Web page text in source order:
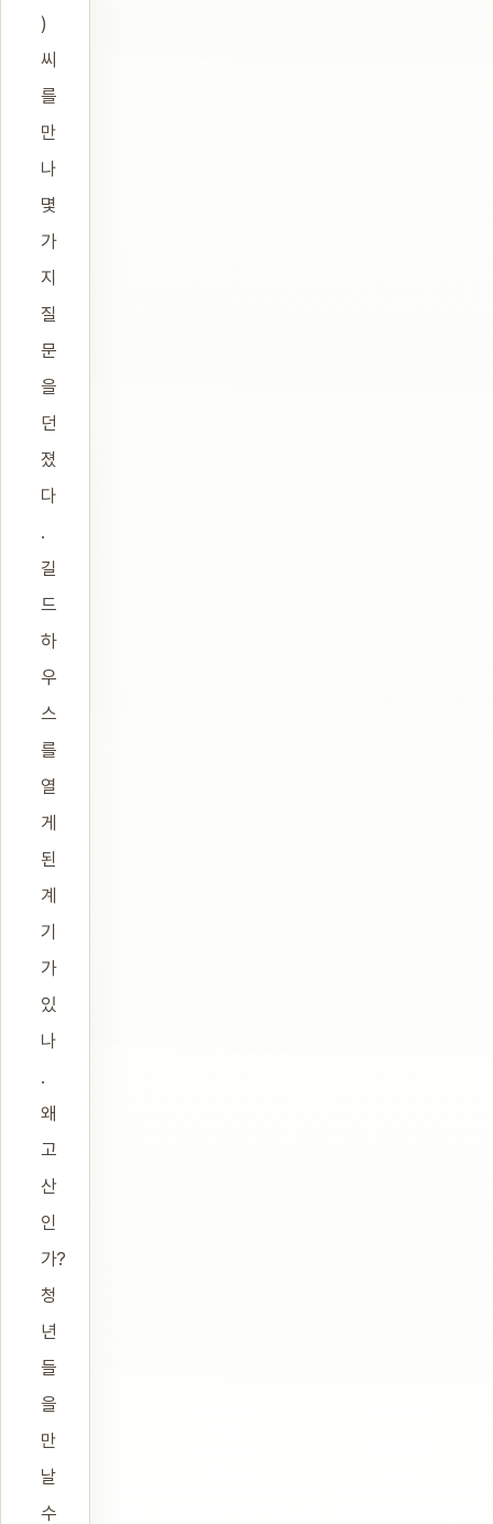
)
씨
를
만
나
몇
가
지
질
문
을
던
졌
다
.
길
드
하
우
스
를
열
게
된
계
기
가
있
나
.
왜
고
산
인
가?
청
년
들
을
만
날
수